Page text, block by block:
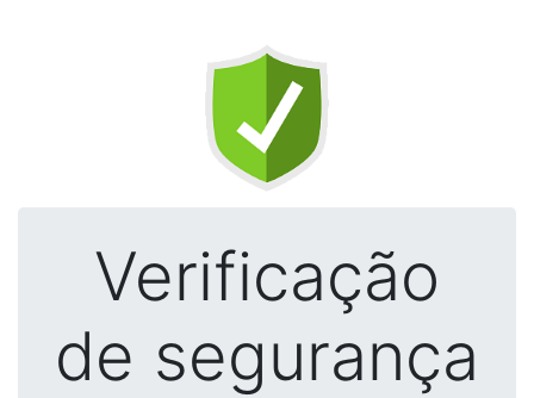
Verificação
de segurança